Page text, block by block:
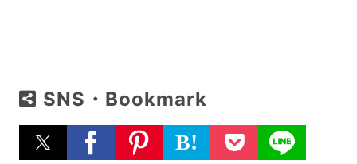
SNS・Bookmark
B!